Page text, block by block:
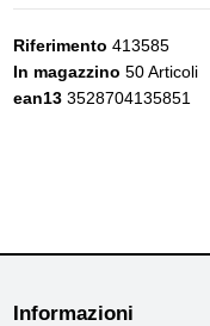
Riferimento 413585
In magazzino 50 Articoli
ean13 3528704135851
Informazioni